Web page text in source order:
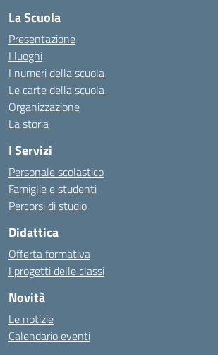
La Scuola
Presentazione
I luoghi
I numeri della scuola
Le carte della scuola
Organizzazione
La storia
I Servizi
Personale scolastico
Famiglie e studenti
Percorsi di studio
Didattica
Offerta formativa
I progetti delle classi
Novità
Le notizie
Calendario eventi